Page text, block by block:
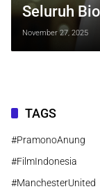
Seluruh
Konflik
dan
November 27, 2025
TAGS
#PramonoAnung
#FilmIndonesia
#ManchesterUnited